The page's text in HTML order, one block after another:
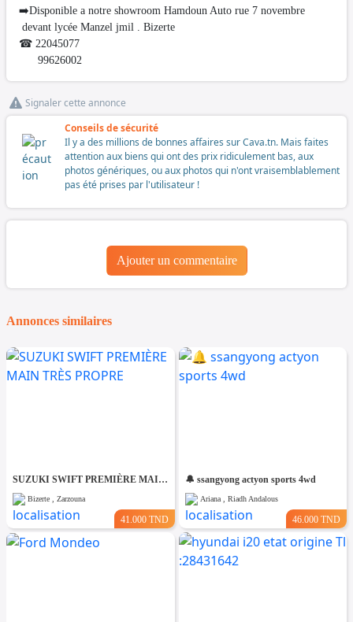
➡️Disponible a notre showroom Hamdoun Auto rue 7 novembre
devant lycée Manzel jmil . Bizerte
☎ 22045077
99626002
Signaler cette annonce
Conseils de sécurité
Il y a des millions de bonnes affaires sur Cava.tn. Mais faites
attention aux biens qui ont des prix ridiculement bas, aux
photos génériques, ou aux photos qui n'ont vraisemblablement
pas été prises par l'utilisateur !
Ajouter un commentaire
Annonces similaires
SUZUKI SWIFT PREMIÈRE MAIN TRÈS PROPRE
Bizerte , Zarzouna
41.000 TND
🔔 ssangyong actyon sports 4wd
Ariana , Riadh Andalous
46.000 TND